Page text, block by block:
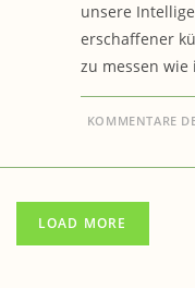
unsere
erschaffener
zu messen
KOMMENTARE
LOAD MORE